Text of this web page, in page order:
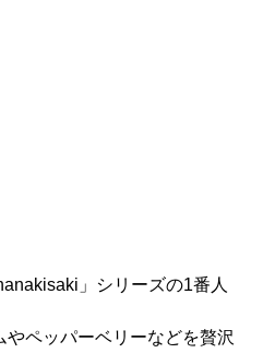
」シリーズの1番人
やペッパーベリーなどを贅沢